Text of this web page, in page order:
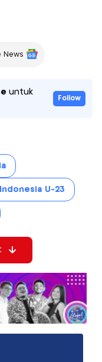
News
untuk
Follow
U-23